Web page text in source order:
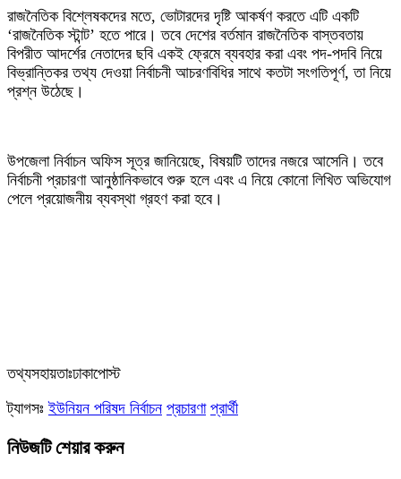
‎রাজনৈতিক বিশ্লেষকদের মতে, ভোটারদের দৃষ্টি আকর্ষণ করতে এটি একটি
‘রাজনৈতিক স্টান্ট’ হতে পারে। তবে দেশের বর্তমান রাজনৈতিক বাস্তবতায়
বিপরীত আদর্শের নেতাদের ছবি একই ফ্রেমে ব্যবহার করা এবং পদ-পদবি নিয়ে
বিভ্রান্তিকর তথ্য দেওয়া নির্বাচনী আচরণবিধির সাথে কতটা সংগতিপূর্ণ, তা নিয়ে
প্রশ্ন উঠেছে।
‎উপজেলা নির্বাচন অফিস সূত্র জানিয়েছে, বিষয়টি তাদের নজরে আসেনি। তবে
নির্বাচনী প্রচারণা আনুষ্ঠানিকভাবে শুরু হলে এবং এ নিয়ে কোনো লিখিত অভিযোগ
পেলে প্রয়োজনীয় ব্যবস্থা গ্রহণ করা হবে।
‎তথ্যসহায়তাঃঢাকাপোস্ট
ট্যাগসঃইউনিয়ন পরিষদ নির্বাচন প্রচারণা প্রার্থী
নিউজটি শেয়ার করুন